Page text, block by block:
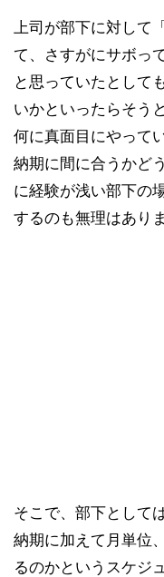
上司が部下に対して
て、さすがにサボっ
と思っていたとして
いかといったらそう
何に真面目にやって
納期に間に合うかど
に経験が浅い部下の
するのも無理はあり
そこで、部下として
納期に加えて月単位
るのかというスケジ